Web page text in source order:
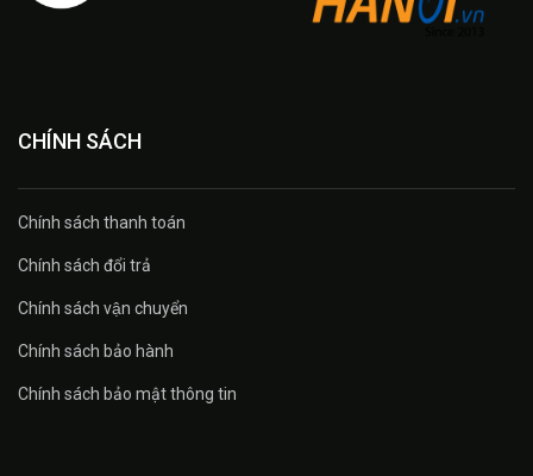
CHÍNH SÁCH
Chính sách thanh toán
Chính sách đổi trả
Chính sách vận chuyển
Chính sách bảo hành
Chính sách bảo mật thông tin